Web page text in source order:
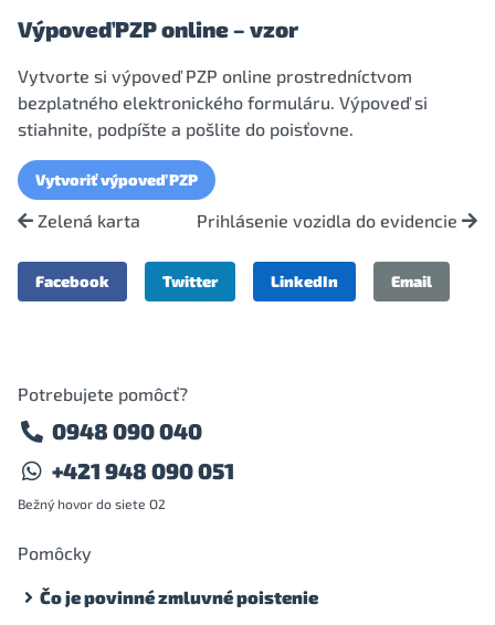
Výpoveď PZP online – vzor
Vytvorte si výpoveď PZP online prostredníctvom
bezplatného elektronického formuláru. Výpoveď si
stiahnite, podpíšte a pošlite do poisťovne.
Vytvoriť výpoveď PZP
Zelená karta Prihlásenie vozidla do evidencie
Facebook Twitter LinkedIn Email
Potrebujete pomôcť?
0948 090 040
+421 948 090 051
Bežný hovor do siete O2
Pomôcky
Čo je povinné zmluvné poistenie